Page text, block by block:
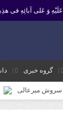
وَ عَلى آبائِهِ فی
گروه خبری
آیین تقدیر از فعالین